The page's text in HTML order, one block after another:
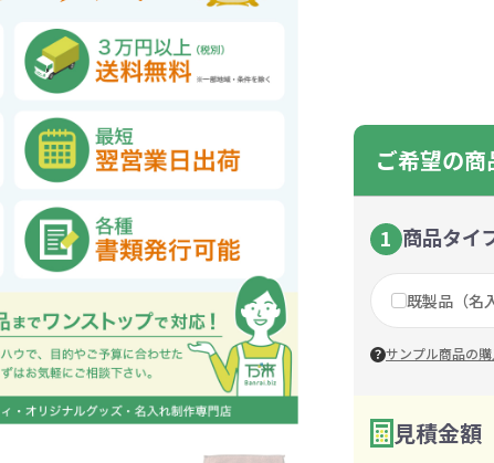
デニムバッグ
ランチバッグ サコッシュ
フラットポーチ
ステンレスタンブラー
ー
クリアボトル ペットボトルホルダー
単色ボールペン
付箋
ペンケース
クリップ
モバイルバッテリー・充
電器
イヤフォン・ヘッドセッ
ト
その他
USBグッズ
トイレットペーパー
その他
キッチングッズ
キッチンツール 箸・お弁当グッズ
スポンジ・ペーパー・ク
ロス
ラップ・ビニール
防災・防犯グッズ
防災グッズ 防犯グッズ
入浴剤 美容グッズ
健康グッズ 加湿器
マスク マスクケース
石鹸・洗剤 啓発グッズ
ハンカチ
うちわ・扇子・ファン ア
レジャーグッズ
竹・バンブーファイバー ジュート
EVA素材
お絵かき・ぬりえイベントセ
ット
手作り・工作イベントセット
季節の抽選会セット
春のノベルティ 夏のノベルティ
和風・和雑貨
夏のノベルティ特集 秋のノベルティ特集
エココレ（おしゃれなエコグッズ）
ご希望の
1 商品タイ
既製品（名
サンプル商品の
2 数量を入
見積金額